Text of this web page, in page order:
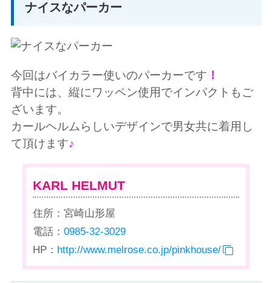
ナイスなパーカー
今回はバイカラー使いのパーカーです ！
背中には、縦にワッペン使用でインパクトもご
ざいます。
カールヘルムらしいデザインで男女共に着用し
て頂けます♪
KARL HELMUT
住所：宮崎山形屋
電話：0985-32-3029
HP： http://www.melrose.co.jp/pinkhouse/